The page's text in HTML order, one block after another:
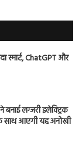
स्मार्ट, ChatGPT और
लग्जरी इलेक्ट्रिक
साथ आएगी यह अनोखी